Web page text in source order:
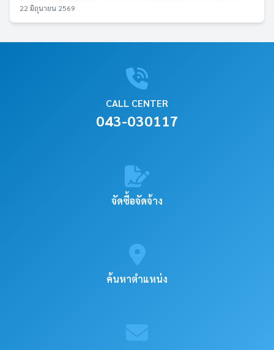
22 มิถุนายน 2569
CALL CENTER
043-030117
จัดซื้อจัดจ้าง
ค้นหาตำแหน่ง